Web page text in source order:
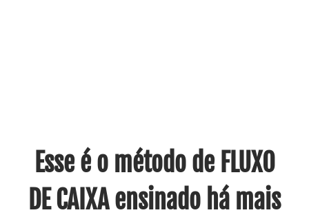
Esse é o método de FLUXO
DE CAIXA ensinado há mais